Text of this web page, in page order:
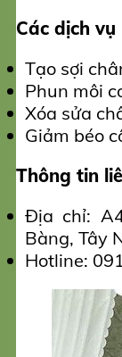
Các dịch
Tạo sợi
Phun môi
Xóa sửa
Giảm béo
Thông tin
Địa chỉ:
Bàng, Tây
Hotline: